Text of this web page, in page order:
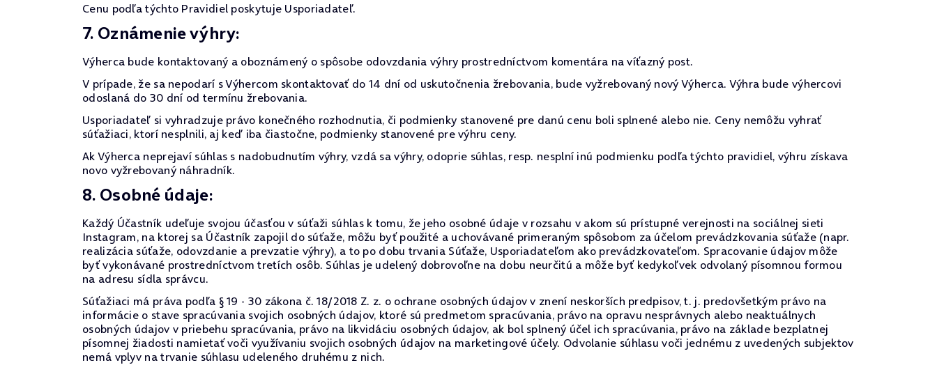
Cenu podľa týchto Pravidiel poskytuje Usporiadateľ.
7. Oznámenie výhry:
Výherca bude kontaktovaný a oboznámený o spôsobe odovzdania výhry prostredníctvom komentára na víťazný post.
V prípade, že sa nepodarí s Výhercom skontaktovať do 14 dní od uskutočnenia žrebovania, bude vyžrebovaný nový Výherca. Výhra bude výhercovi
odoslaná do 30 dní od termínu žrebovania.
Usporiadateľ si vyhradzuje právo konečného rozhodnutia, či podmienky stanovené pre danú cenu boli splnené alebo nie. Ceny nemôžu vyhrať
súťažiaci, ktorí nesplnili, aj keď iba čiastočne, podmienky stanovené pre výhru ceny.
Ak Výherca neprejaví súhlas s nadobudnutím výhry, vzdá sa výhry, odoprie súhlas, resp. nesplní inú podmienku podľa týchto pravidiel, výhru získava
novo vyžrebovaný náhradník.
8. Osobné údaje:
Každý Účastník udeľuje svojou účasťou v súťaži súhlas k tomu, že jeho osobné údaje v rozsahu v akom sú prístupné verejnosti na sociálnej sieti
Instagram, na ktorej sa Účastník zapojil do súťaže, môžu byť použité a uchovávané primeraným spôsobom za účelom prevádzkovania súťaže (napr.
realizácia súťaže, odovzdanie a prevzatie výhry), a to po dobu trvania Súťaže, Usporiadateľom ako prevádzkovateľom. Spracovanie údajov môže
byť vykonávané prostredníctvom tretích osôb. Súhlas je udelený dobrovoľne na dobu neurčitú a môže byť kedykoľvek odvolaný písomnou formou
na adresu sídla správcu.
Súťažiaci má práva podľa § 19 - 30 zákona č. 18/2018 Z. z. o ochrane osobných údajov v znení neskorších predpisov, t. j. predovšetkým právo na
informácie o stave spracúvania svojich osobných údajov, ktoré sú predmetom spracúvania, právo na opravu nesprávnych alebo neaktuálnych
osobných údajov v priebehu spracúvania, právo na likvidáciu osobných údajov, ak bol splnený účel ich spracúvania, právo na základe bezplatnej
písomnej žiadosti namietať voči využívaniu svojich osobných údajov na marketingové účely. Odvolanie súhlasu voči jednému z uvedených subjektov
nemá vplyv na trvanie súhlasu udeleného druhému z nich.